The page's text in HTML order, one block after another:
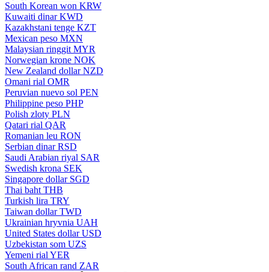
South Korean won KRW
Kuwaiti dinar KWD
Kazakhstani tenge KZT
Mexican peso MXN
Malaysian ringgit MYR
Norwegian krone NOK
New Zealand dollar NZD
Omani rial OMR
Peruvian nuevo sol PEN
Philippine peso PHP
Polish zloty PLN
Qatari rial QAR
Romanian leu RON
Serbian dinar RSD
Saudi Arabian riyal SAR
Swedish krona SEK
Singapore dollar SGD
Thai baht THB
Turkish lira TRY
Taiwan dollar TWD
Ukrainian hryvnia UAH
United States dollar USD
Uzbekistan som UZS
Yemeni rial YER
South African rand ZAR